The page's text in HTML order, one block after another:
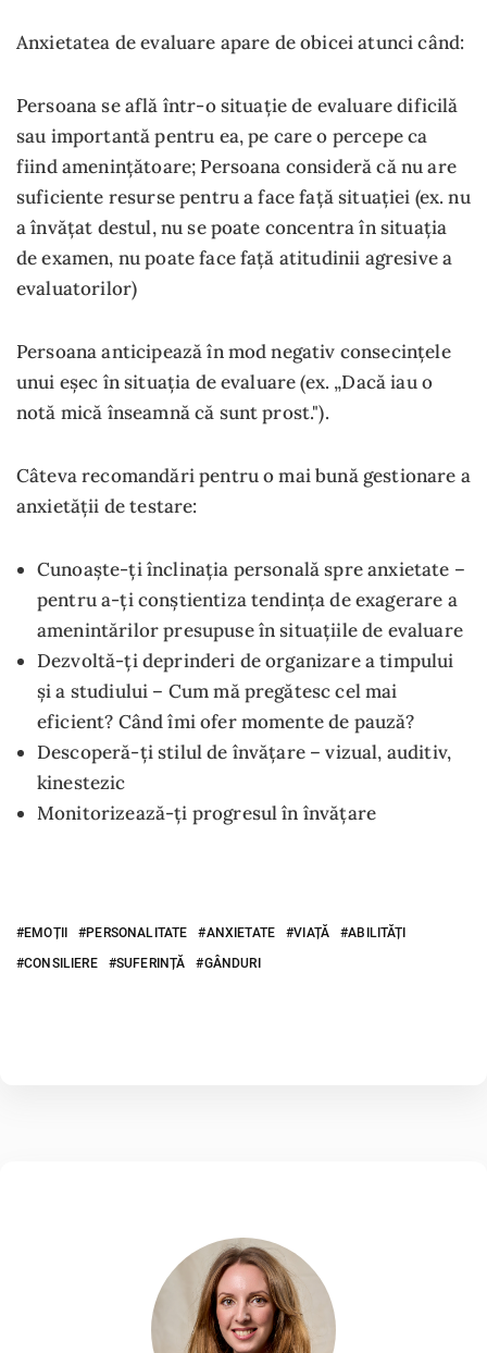
Anxietatea de evaluare apare de obicei atunci când:
Persoana se află într-o situație de evaluare dificilă
sau importantă pentru ea, pe care o percepe ca
fiind amenințătoare; Persoana consideră că nu are
suficiente resurse pentru a face față situației (ex. nu
a învățat destul, nu se poate concentra în situația
de examen, nu poate face față atitudinii agresive a
evaluatorilor)
Persoana anticipează în mod negativ consecințele
unui eșec în situația de evaluare (ex. „Dacă iau o
notă mică înseamnă că sunt prost.").
Câteva recomandări pentru o mai bună gestionare a
anxietății de testare:
Cunoaște-ți înclinația personală spre anxietate –
pentru a-ți conștientiza tendința de exagerare a
amenintărilor presupuse în situațiile de evaluare
Dezvoltă-ți deprinderi de organizare a timpului
și a studiului – Cum mă pregătesc cel mai
eficient? Când îmi ofer momente de pauză?
Descoperă-ți stilul de învățare – vizual, auditiv,
kinestezic
Monitorizează-ți progresul în învățare
EMOȚII PERSONALITATE ANXIETATE VIAȚĂ
ABILITĂȚI
CONSILIERE
SUFERINȚĂ GÂNDURI